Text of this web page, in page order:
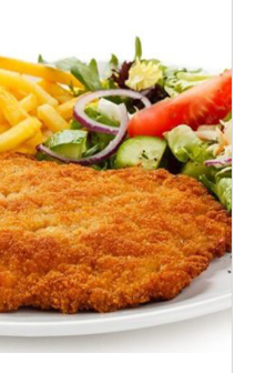
COȘ / DETALII